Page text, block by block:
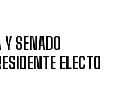
SENADO
ELECTO